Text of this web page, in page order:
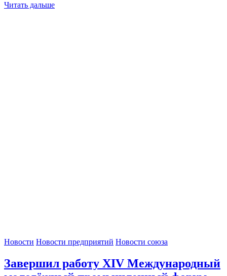
Читать дальше
Новости Новости предприятий Новости союза
Завершил работу XIV Международный